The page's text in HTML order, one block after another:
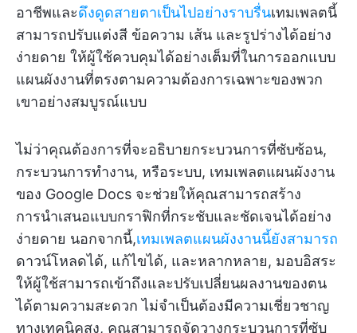
อาชีพและดึงดูดสายตาเป็นไปอย่างราบรื่นเทมเพลตนี้
สามารถปรับแต่งสี ข้อความ เส้น และรูปร่างได้อย่าง
ง่ายดาย ให้ผู้ใช้ควบคุมได้อย่างเต็มที่ในการออกแบบ
แผนผังงานที่ตรงตามความต้องการเฉพาะของพวก
เขาอย่างสมบูรณ์แบบ
ไม่ว่าคุณต้องการที่จะอธิบายกระบวนการที่ซับซ้อน,
กระบวนการทำงาน, หรือระบบ, เทมเพลตแผนผังงาน
ของ Google Docs จะช่วยให้คุณสามารถสร้าง
การนำเสนอแบบกราฟิกที่กระชับและชัดเจนได้อย่าง
ง่ายดาย นอกจากนี้,เทมเพลตแผนผังงานนี้ยังสามารถ
ดาวน์โหลดได้, แก้ไขได้, และหลากหลาย, มอบอิสระ
ให้ผู้ใช้สามารถเข้าถึงและปรับเปลี่ยนผลงานของตน
ได้ตามความสะดวก ไม่จำเป็นต้องมีความเชี่ยวชาญ
ทางเทคนิคสูง, คุณสามารถจัดวางกระบวนการที่ซับ